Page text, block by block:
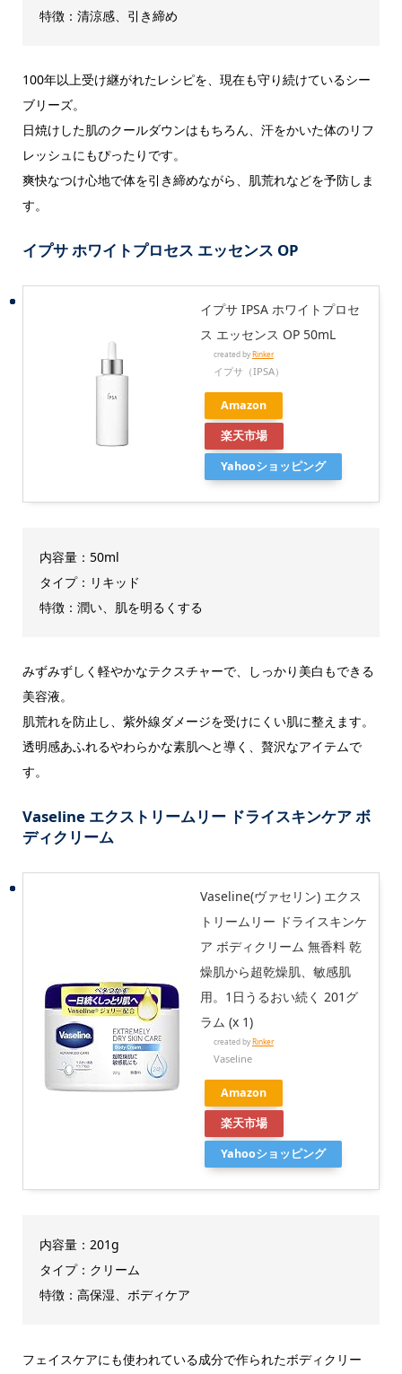
特徴：清涼感、引き締め
100年以上受け継がれたレシピを、現在も守り続けているシー
ブリーズ。
日焼けした肌のクールダウンはもちろん、汗をかいた体のリフ
レッシュにもぴったりです。
爽快なつけ心地で体を引き締めながら、肌荒れなどを予防しま
す。
イプサ ホワイトプロセス エッセンス OP
イプサ IPSA ホワイトプロセ
ス エッセンス OP 50mL
created byRinker
イプサ（IPSA）
Amazon
楽天市場
Yahooショッピング
内容量：50ml
タイプ：リキッド
特徴：潤い、肌を明るくする
みずみずしく軽やかなテクスチャーで、しっかり美白もできる
美容液。
肌荒れを防止し、紫外線ダメージを受けにくい肌に整えます。
透明感あふれるやわらかな素肌へと導く、贅沢なアイテムで
す。
Vaseline エクストリームリー ドライスキンケア ボ
ディクリーム
Vaseline(ヴァセリン) エクス
トリームリー ドライスキンケ
ア ボディクリーム 無香料 乾
燥肌から超乾燥肌、敏感肌
用。1日うるおい続く 201グ
ラム (x 1)
created by Rinker
Vaseline
Amazon
楽天市場
Yahooショッピング
内容量：201g
タイプ：クリーム
特徴：高保湿、ボディケア
フェイスケアにも使われている成分で作られたボディクリー